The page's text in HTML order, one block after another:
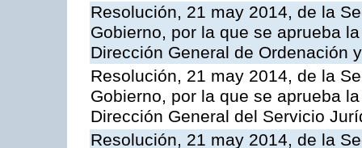
Resolución, 21 may 2014, de la
Gobierno, por la que se aprueba
Dirección General de Ordenación
Resolución, 21 may 2014, de la
Gobierno, por la que se aprueba
Dirección General del Servicio
Resolución, 21 may 2014, de la